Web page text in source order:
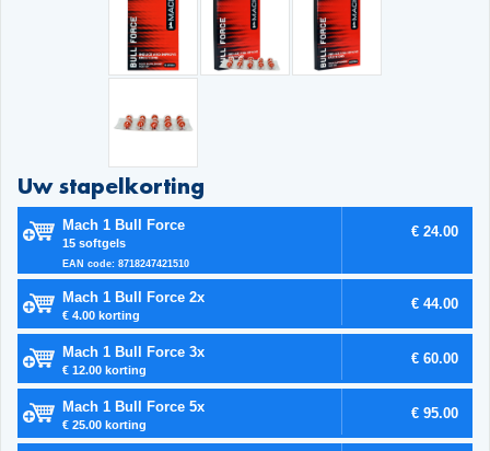
Uw stapelkorting
Mach 1 Bull Force
15 softgels
EAN code: 8718247421510
€ 24.00
Mach 1 Bull Force 2x
€ 4.00 korting
€ 44.00
Mach 1 Bull Force 3x
€ 12.00 korting
€ 60.00
Mach 1 Bull Force 5x
€ 25.00 korting
€ 95.00